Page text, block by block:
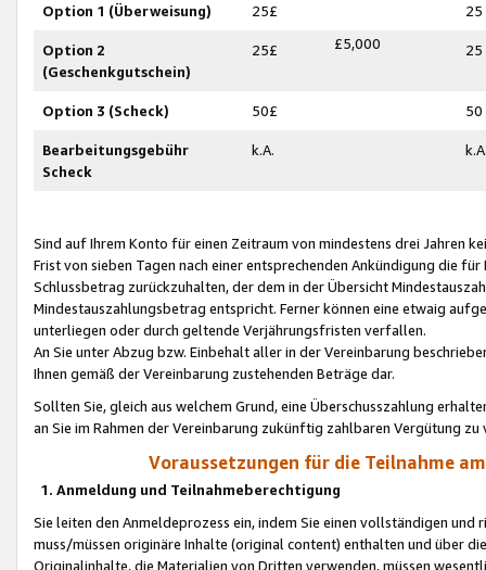
Option 1 (Überweisung) 25£ 25
Option 2
(Geschenkgutschein)
25£ £5,000 25
Option 3 (Scheck) 50£ 50
Bearbeitungsgebühr
Scheck
k.A.
Sind auf Ihrem Konto für einen Zeitraum von mindestens drei Jahren
Frist von sieben Tagen nach einer entsprechenden Ankündigung die
Schlussbetrag zurückzuhalten, der dem in der Übersicht
Mindestauszahlungsbetrag entspricht. Ferner können eine etwaig
unterliegen oder durch geltende Verjährungsfristen verfallen.
An Sie unter Abzug bzw. Einbehalt aller in der Vereinbarung
Ihnen gemäß der Vereinbarung zustehenden Beträge dar.
Sollten Sie, gleich aus welchem Grund, eine Überschusszahlung
an Sie im Rahmen der Vereinbarung zukünftig zahlbaren Vergütung zu
Voraussetzungen für die Teilnahme
1. Anmeldung und Teilnahmeberechtigung
Sie leiten den Anmeldeprozess ein, indem Sie einen vollständigen
muss/müssen originäre Inhalte (original content) enthalten und über
Originalinhalte, die Materialien von Dritten verwenden, müssen